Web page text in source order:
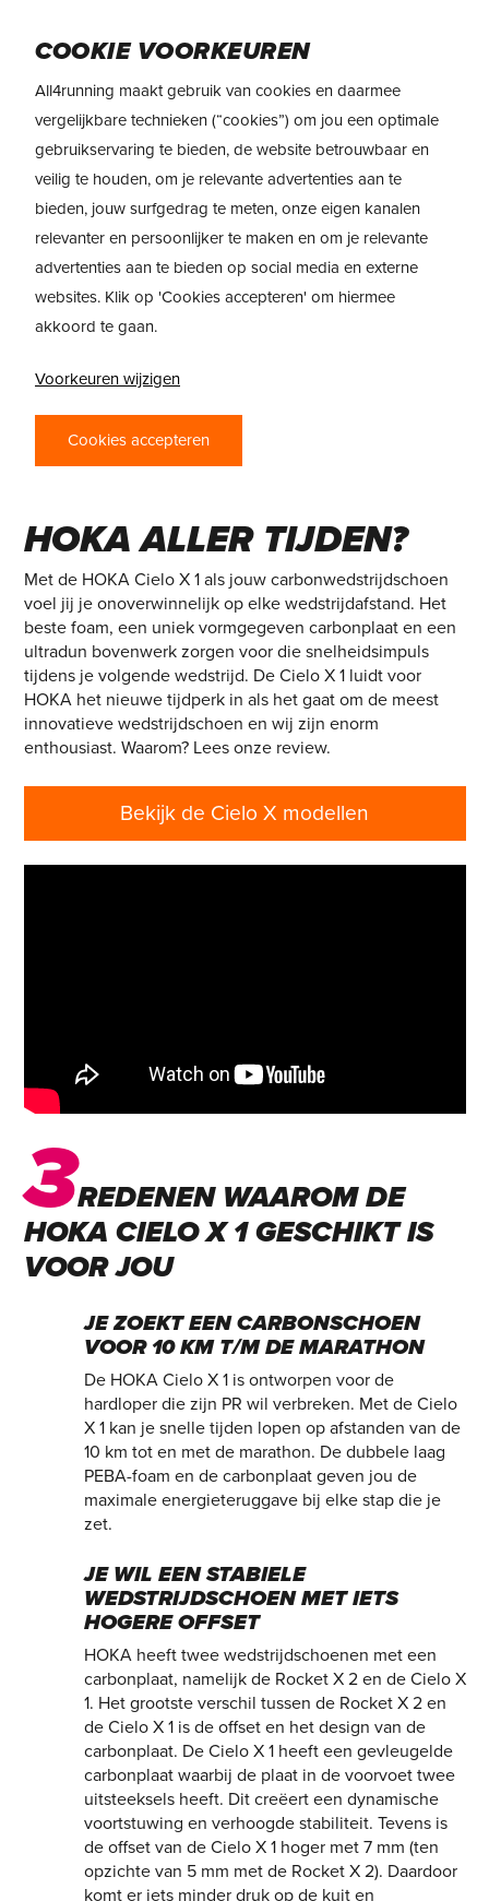
main
content
HOKA CIELO X 1 – BESTE
HOKA ALLER TIJDEN?
Met de HOKA Cielo X 1 als jouw carbonwedstrijdschoen
voel jij je onoverwinnelijk op elke wedstrijdafstand. Het
beste foam, een uniek vormgegeven carbonplaat en een
ultradun bovenwerk zorgen voor die snelheidsimpuls
tijdens je volgende wedstrijd. De Cielo X 1 luidt voor
HOKA het nieuwe tijdperk in als het gaat om de meest
innovatieve wedstrijdschoen en wij zijn enorm
enthousiast. Waarom? Lees onze review.
Bekijk de Cielo X modellen
3REDENEN WAAROM DE
HOKA CIELO X 1 GESCHIKT IS
VOOR JOU
JE ZOEKT EEN CARBONSCHOEN
VOOR 10 KM T/M DE MARATHON
De HOKA Cielo X 1 is ontworpen voor de
hardloper die zijn PR wil verbreken. Met de Cielo
X 1 kan je snelle tijden lopen op afstanden van de
10 km tot en met de marathon. De dubbele laag
PEBA-foam en de carbonplaat geven jou de
maximale energieteruggave bij elke stap die je
zet.
JE WIL EEN STABIELE
WEDSTRIJDSCHOEN MET IETS
HOGERE OFFSET
HOKA heeft twee wedstrijdschoenen met een
carbonplaat, namelijk de Rocket X 2 en de Cielo X
1. Het grootste verschil tussen de Rocket X 2 en
de Cielo X 1 is de offset en het design van de
carbonplaat. De Cielo X 1 heeft een gevleugelde
carbonplaat waarbij de plaat in de voorvoet twee
uitsteeksels heeft. Dit creëert een dynamische
voortstuwing en verhoogde stabiliteit. Tevens is
de offset van de Cielo X 1 hoger met 7 mm (ten
opzichte van 5 mm met de Rocket X 2). Daardoor
komt er iets minder druk op de kuit en
COOKIE VOORKEUREN
All4running maakt gebruik van cookies en daarmee
vergelijkbare technieken (“cookies”) om jou een optimale
gebruikservaring te bieden, de website betrouwbaar en
veilig te houden, om je relevante advertenties aan te
bieden, jouw surfgedrag te meten, onze eigen kanalen
relevanter en persoonlijker te maken en om je relevante
advertenties aan te bieden op social media en externe
websites. Klik op 'Cookies accepteren' om hiermee
akkoord te gaan.
Voorkeuren wijzigen
Cookies accepteren